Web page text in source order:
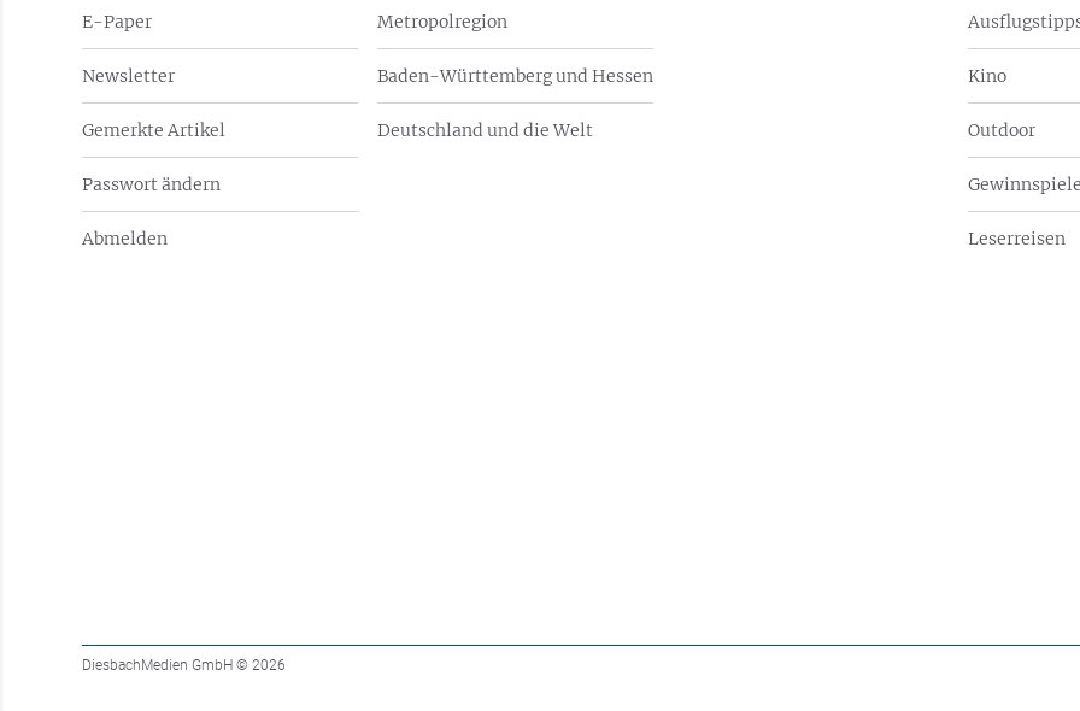
E-Paper
Newsletter
Gemerkte Artikel
Passwort ändern
Abmelden
Metropolregion
Baden-Württemberg und Hessen
Deutschland und die Welt
Kino
Outdoor
Gewinnspiele
Leserreisen
DiesbachMedien GmbH © 2026